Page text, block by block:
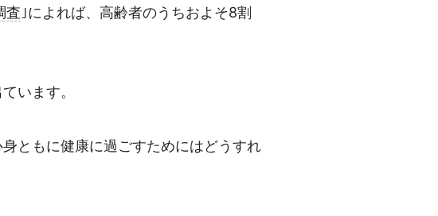
査 ｣によれば、高齢者のうちおよそ8割
います。
ともに健康に過ごすためにはどうすれ